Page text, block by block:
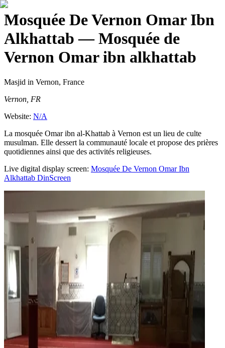
Mosquée De Vernon Omar Ibn
Alkhattab — Mosquée de
Vernon Omar ibn alkhattab
Masjid in Vernon, France
Vernon, FR
Website: N/A
La mosquée Omar ibn al-Khattab à Vernon est un lieu de culte
musulman. Elle dessert la communauté locale et propose des prières
quotidiennes ainsi que des activités religieuses.
Live digital display screen: Mosquée De Vernon Omar Ibn
Alkhattab DinScreen